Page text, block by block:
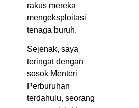
rakus mereka
mengeksploitasi
tenaga buruh.
Sejenak, saya
teringat dengan
sosok Menteri
Perburuhan
terdahulu, seorang